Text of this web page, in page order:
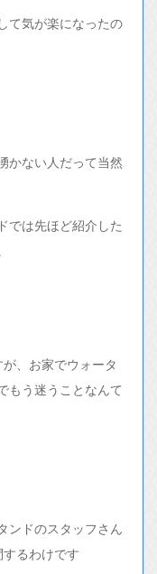
て気が楽になったの
かない人だって当然
では先ほど紹介した
、お家でウォータ
もう迷うことなんて
ンドのスタッフさん
るわけです